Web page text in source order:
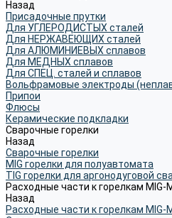
Назад
Присадочные прутки
Для УГЛЕРОДИСТЫХ сталей
Для НЕРЖАВЕЮЩИХ сталей
Для АЛЮМИНИЕВЫХ сплавов
Для МЕДНЫХ сплавов
Для СПЕЦ. сталей и сплавов
Вольфрамовые электроды
Припои
Флюсы
Керамические подкладки
Сварочные горелки
Назад
Сварочные горелки
MIG горелки для полуавтомата
TIG горелки для аргонодуговой
Расходные части к горелкам MIG-
Назад
Расходные части к горелкам MIG-